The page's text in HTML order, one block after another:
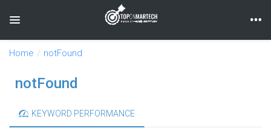
Toggle navigation
Home notFound
notFound
KEYWORD PERFORMANCE